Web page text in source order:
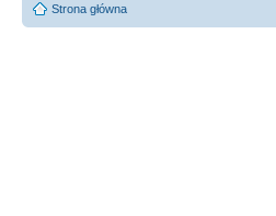
Strona główna